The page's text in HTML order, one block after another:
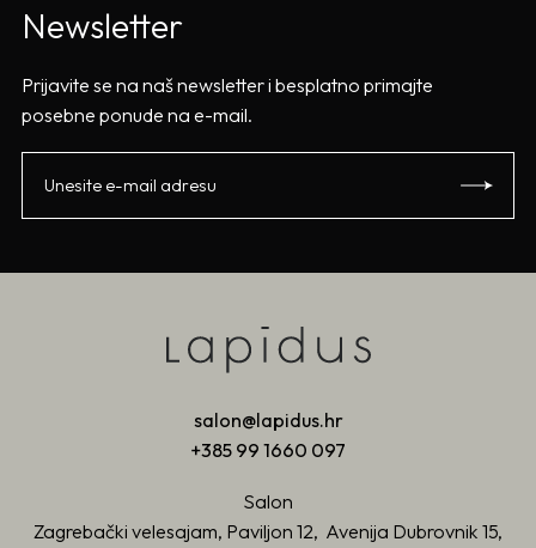
Newsletter
Prijavite se na naš newsletter i besplatno primajte
posebne ponude na e-mail.
salon@lapidus.hr
+385 99 1660 097
Salon
Zagrebački velesajam, Paviljon 12, Avenija Dubrovnik 15,